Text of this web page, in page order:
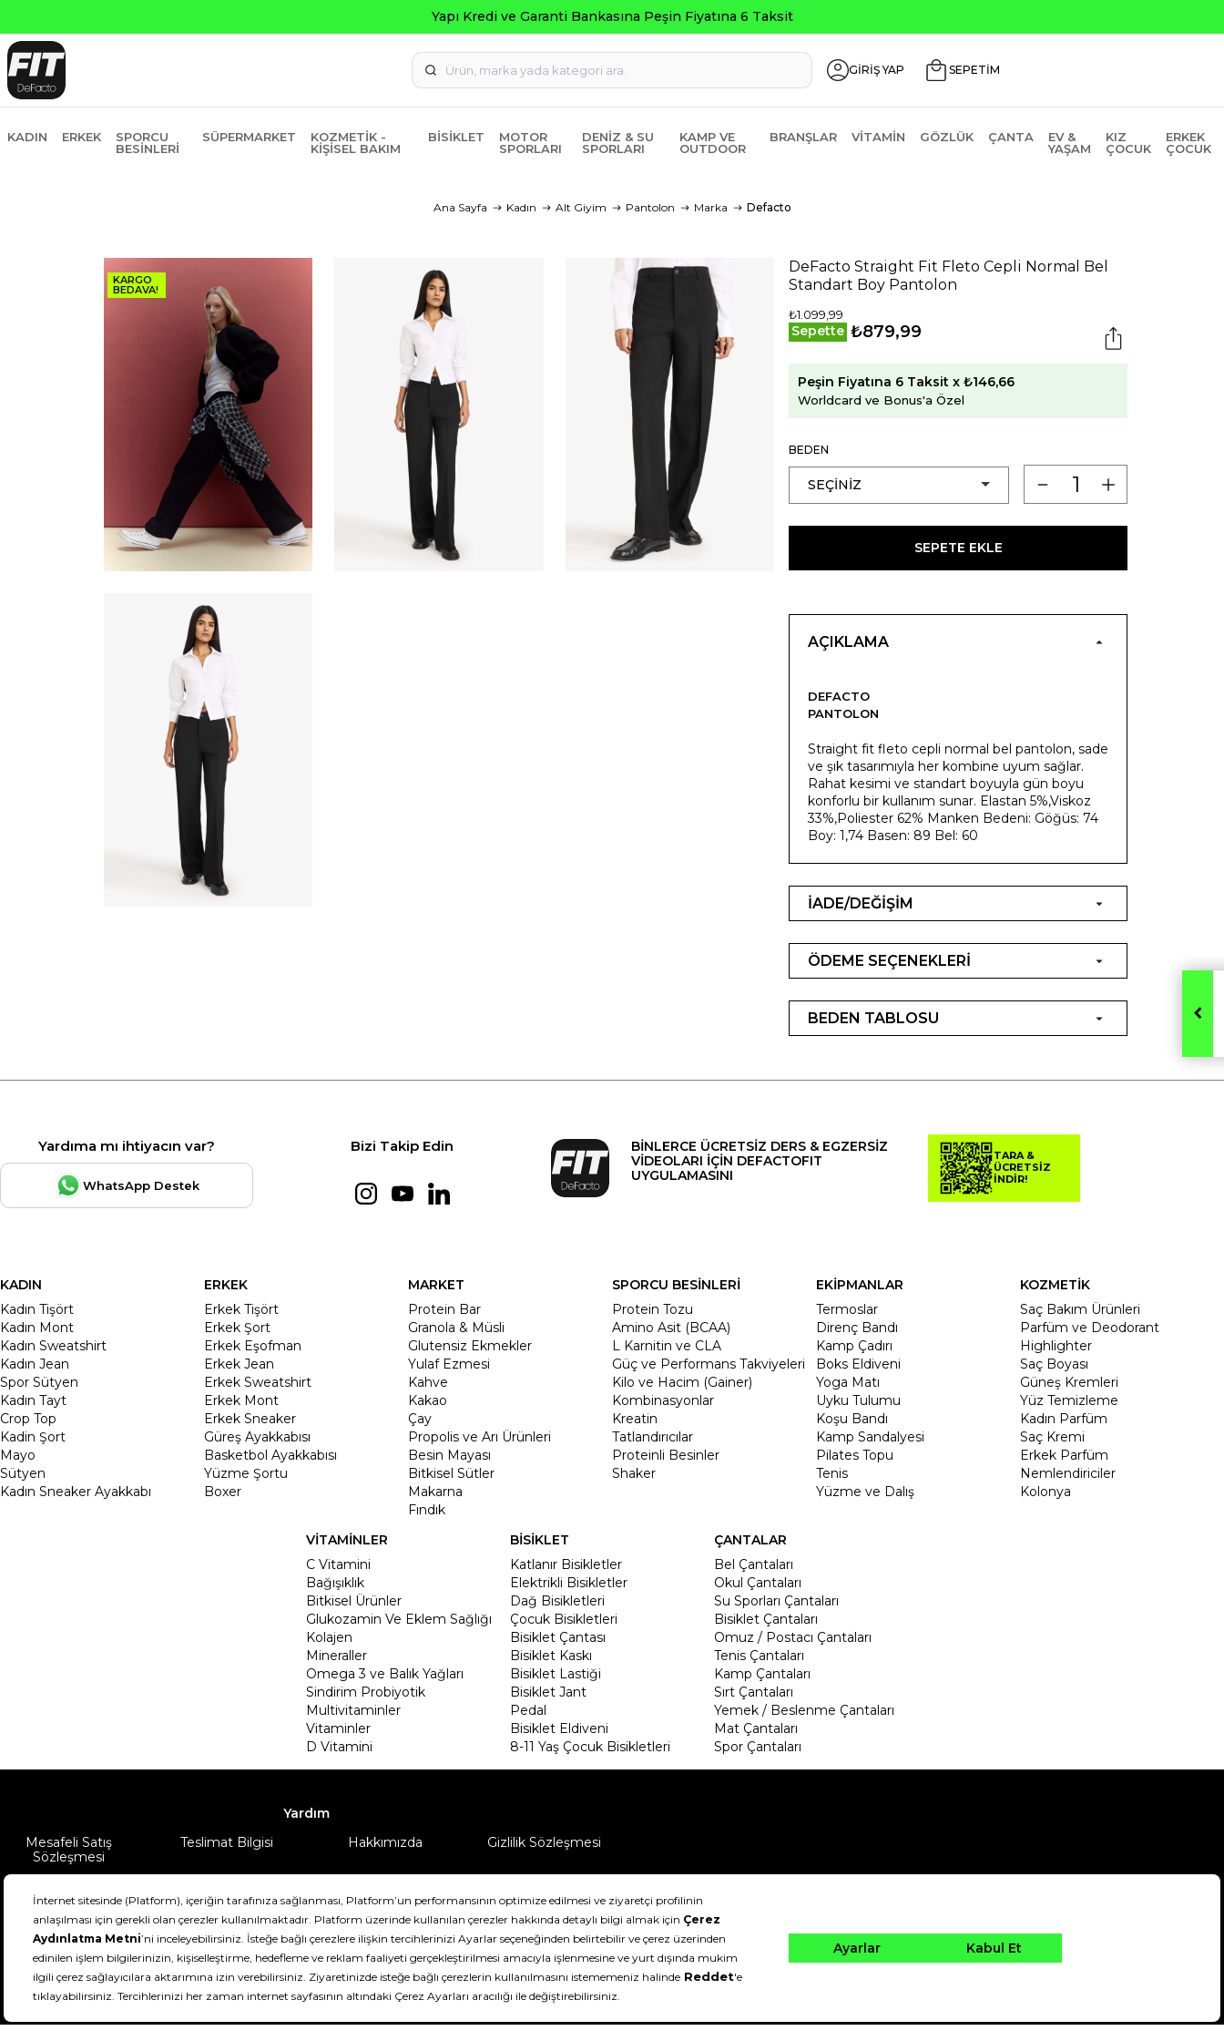
Yapı Kredi ve Garanti Bankasına Peşin Fiyatına 6 Taksit
GİRİŞ YAP SEPETİM
KADIN ERKEK
SPORCU
BESINLERI
SÜPERMARKET
KOZMETIK -
KIŞISEL BAKIM
BISIKLET
MOTOR
SPORLARI
DENIZ & SU
SPORLARI
KAMP VE
OUTDOOR
BRANŞLAR VITAMIN GÖZLÜK ÇANTA
EV &
YAŞAM
KIZ
ÇOCUK
ERKEK
ÇOCUK
Ana Sayfa Kadın Alt Giyim Pantolon Marka Defacto
KARGO
BEDAVA!
DeFacto Straight Fit Fleto Cepli Normal Bel
Standart Boy Pantolon
₺1.099,99
Sepette ₺879,99
Peşin Fiyatına 6 Taksit x ₺146,66
Worldcard ve Bonus'a Özel
BEDEN
SEPETE EKLE
AÇIKLAMA
DEFACTO
PANTOLON
Straight fit fleto cepli normal bel pantolon, sade
ve şık tasarımıyla her kombine uyum sağlar.
Rahat kesimi ve standart boyuyla gün boyu
konforlu bir kullanım sunar. Elastan 5%,Viskoz
33%,Poliester 62% Manken Bedeni: Göğüs: 74
Boy: 1,74 Basen: 89 Bel: 60
İADE/DEĞİŞİM
ÖDEME SEÇENEKLERİ
BEDEN TABLOSU
Yardıma mı ihtiyacın var?
WhatsApp Destek
Bizi Takip Edin
BİNLERCE ÜCRETSİZ DERS & EGZERSİZ
VİDEOLARI İÇİN DEFACTOFIT
UYGULAMASINI
TARA &
ÜCRETSİZ
İNDİR!
KADIN
Kadın Tişört
Kadın Mont
Kadın Sweatshirt
Kadın Jean
Spor Sütyen
Kadın Tayt
Crop Top
Kadin Şort
Mayo
Sütyen
Kadın Sneaker Ayakkabı
ERKEK
Erkek Tişört
Erkek Şort
Erkek Eşofman
Erkek Jean
Erkek Sweatshirt
Erkek Mont
Erkek Sneaker
Güreş Ayakkabısı
Basketbol Ayakkabısı
Yüzme Şortu
Boxer
MARKET
Protein Bar
Granola & Müsli
Glutensiz Ekmekler
Yulaf Ezmesi
Kahve
Kakao
Çay
Propolis ve Arı Ürünleri
Besin Mayası
Bitkisel Sütler
Makarna
Fındık
SPORCU BESİNLERİ
Protein Tozu
Amino Asit (BCAA)
L Karnitin ve CLA
Güç ve Performans Takviyeleri
Kilo ve Hacim (Gainer)
Kombinasyonlar
Kreatin
Tatlandırıcılar
Proteinli Besinler
Shaker
EKİPMANLAR
Termoslar
Direnç Bandı
Kamp Çadırı
Boks Eldiveni
Yoga Matı
Uyku Tulumu
Koşu Bandı
Kamp Sandalyesi
Pilates Topu
Tenis
Yüzme ve Dalış
KOZMETİK
Saç Bakım Ürünleri
Parfüm ve Deodorant
Highlighter
Saç Boyası
Güneş Kremleri
Yüz Temizleme
Kadın Parfüm
Saç Kremi
Erkek Parfüm
Nemlendiriciler
Kolonya
VİTAMİNLER
C Vitamini
Bağışıklık
Bitkisel Ürünler
Glukozamin Ve Eklem Sağlığı
Kolajen
Mineraller
Omega 3 ve Balık Yağları
Sindirim Probiyotik
Multivitaminler
Vitaminler
D Vitamini
BİSİKLET
Katlanır Bisikletler
Elektrikli Bisikletler
Dağ Bisikletleri
Çocuk Bisikletleri
Bisiklet Çantası
Bisiklet Kaskı
Bisiklet Lastiği
Bisiklet Jant
Pedal
Bisiklet Eldiveni
8-11 Yaş Çocuk Bisikletleri
ÇANTALAR
Bel Çantaları
Okul Çantaları
Su Sporları Çantaları
Bisiklet Çantaları
Omuz / Postacı Çantaları
Tenis Çantaları
Kamp Çantaları
Sırt Çantaları
Yemek / Beslenme Çantaları
Mat Çantaları
Spor Çantaları
Yardım
Mesafeli Satış
Sözleşmesi
Teslimat Bilgisi Hakkımızda Gizlilik Sözleşmesi
DeFactoFIT ©️ 2022-2026. Tüm hakları saklıdır.